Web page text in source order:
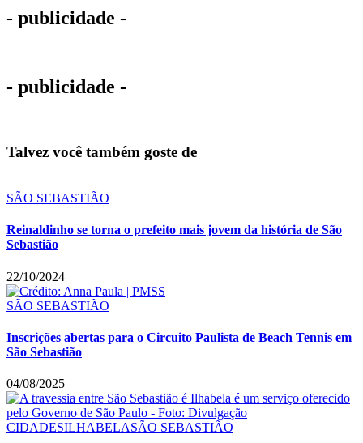
- publicidade -
- publicidade -
Talvez você também goste de
SÃO SEBASTIÃO
Reinaldinho se torna o prefeito mais jovem da história de São
Sebastião
22/10/2024
SÃO SEBASTIÃO
Inscrições abertas para o Circuito Paulista de Beach Tennis em
São Sebastião
04/08/2025
CIDADESILHABELASÃO SEBASTIÃO